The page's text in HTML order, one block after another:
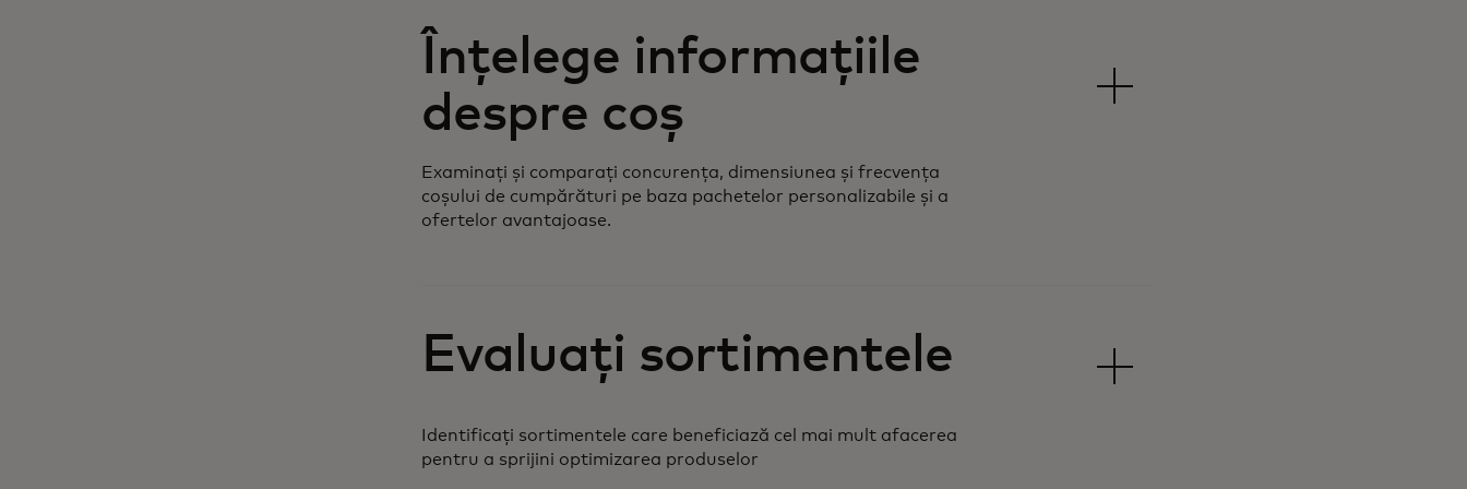
Înțelege informațiile
despre coș
Examinați și comparați concurența, dimensiunea și frecvența
coșului de cumpărături pe baza pachetelor personalizabile și a
ofertelor avantajoase.
Evaluați sortimentele
Identificați sortimentele care beneficiază cel mai mult afacerea
pentru a sprijini optimizarea produselor